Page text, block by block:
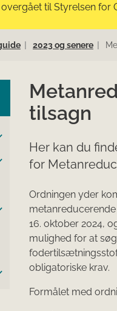
til Styrelsen for
2023 og senere
tilsagn
Her kan du
for
Ordningen yder
16. oktober 2024,
mulighed for at
obligatoriske krav.
Formålet med